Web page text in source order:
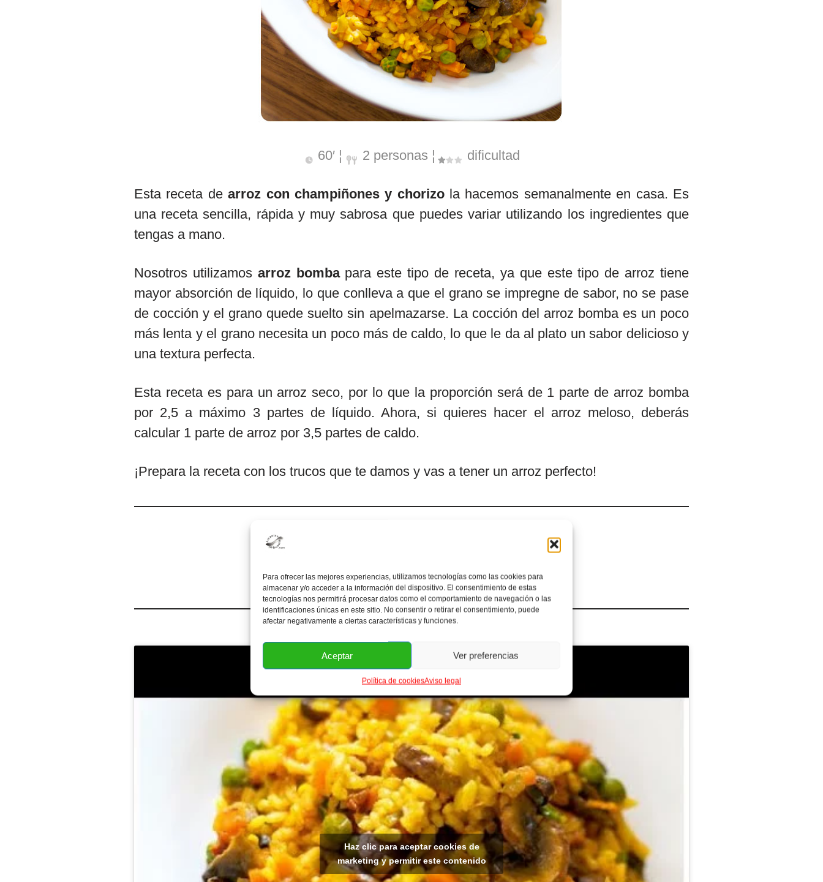
Para ofrecer las mejores experiencias, utilizamos tecnologías como las cookies para
almacenar y/o acceder a la información del dispositivo. El consentimiento de estas
tecnologías nos permitirá procesar datos como el comportamiento de navegación o las
identificaciones únicas en este sitio. No consentir o retirar el consentimiento, puede
afectar negativamente a ciertas características y funciones.
Aceptar Ver preferencias
Política de cookiesAviso legal
60′ ¦ 2 personas ¦ dificultad
Esta receta dearroz con champiñones y chorizola hacemos semanalmente en casa. Es
una receta sencilla, rápida y muy sabrosa que puedes variar utilizando los ingredientes que
tengas a mano.
Nosotros utilizamos arroz bombapara este tipo de receta, ya que este tipo de arroz tiene
mayor absorción de líquido, lo que conlleva a que el grano se impregne de sabor, no se pase
de cocción y el grano quede suelto sin apelmazarse. La cocción del arroz bomba es un poco
más lenta y el grano necesita un poco más de caldo, lo que le da al plato un sabor delicioso y
una textura perfecta.
Esta receta es para un arroz seco, por lo que la proporción será de 1 parte de arroz bomba
por 2,5 a máximo 3 partes de líquido. Ahora, si quieres hacer el arroz meloso, deberás
calcular 1 parte de arroz por 3,5 partes de caldo.
¡Prepara la receta con los trucos que te damos y vas a tener un arroz perfecto!
Video de la receta del arroz con vegetales.
¡Suscríbete anuestro Canal de Youtube!
Haz clic para aceptar cookies de
marketing y permitir este contenido